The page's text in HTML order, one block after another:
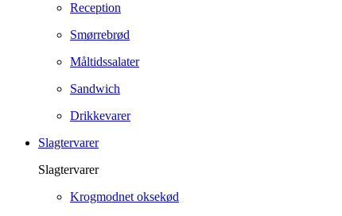
Reception
Smørrebrød
Måltidssalater
Sandwich
Drikkevarer
Slagtervarer
Slagtervarer
Krogmodnet oksekød